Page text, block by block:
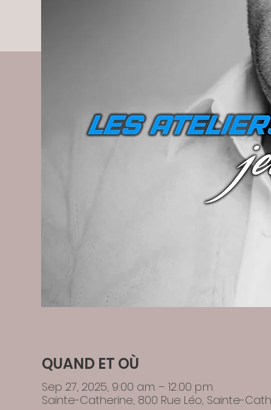
QUAND ET OÙ
Sep 27, 2025, 9:00 a.m. – 12:00 p.m.
Sainte-Catherine, 800 Rue Léo, Sainte-